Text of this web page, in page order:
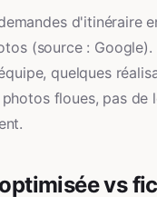
d'itinéraire
(source :
quelques
floues, pas de
vs